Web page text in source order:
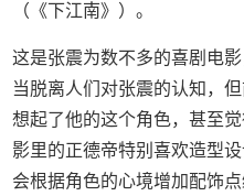
（《下江南》）。
这是张震为数不多的喜剧电
当脱离人们对张震的认知，
想起了他的这个角色，甚至
影里的正德帝特别喜欢造型
会根据角色的心境增加配饰